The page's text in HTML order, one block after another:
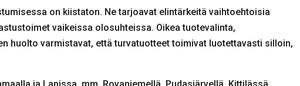
on kiistaton. Ne tarjoavat elintärkeitä vaihtoehtoisia
vaikeissa olosuhteissa. Oikea tuotevalinta,
huolto varmistavat, että turvatuotteet toimivat luotettavasti silloin,